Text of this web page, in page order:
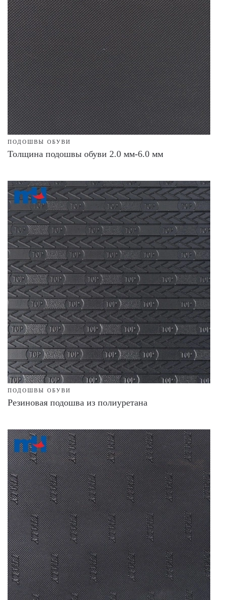
ПОДОШВЫ ОБУВИ
Толщина подошвы обуви 2.0 мм-6.0 мм
ПОДОШВЫ ОБУВИ
Резиновая подошва из полиуретана